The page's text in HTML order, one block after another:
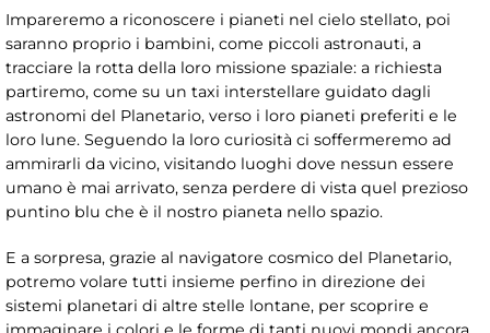
Impareremo a riconoscere i pianeti nel cielo stellato, poi
saranno proprio i bambini, come piccoli astronauti, a
tracciare la rotta della loro missione spaziale: a richiesta
partiremo, come su un taxi interstellare guidato dagli
astronomi del Planetario, verso i loro pianeti preferiti e le
loro lune. Seguendo la loro curiosità ci soffermeremo ad
ammirarli da vicino, visitando luoghi dove nessun essere
umano è mai arrivato, senza perdere di vista quel prezioso
puntino blu che è il nostro pianeta nello spazio.
E a sorpresa, grazie al navigatore cosmico del Planetario,
potremo volare tutti insieme perfino in direzione dei
sistemi planetari di altre stelle lontane, per scoprire e